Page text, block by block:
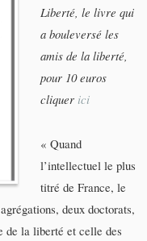
Liberté, le livre qui
a bouleversé les
amis de la liberté,
pour 10 euros
cliquer ici
« Quand
l’intellectuel le plus
titré de France, le
deux doctorats,
de la liberté et celle des